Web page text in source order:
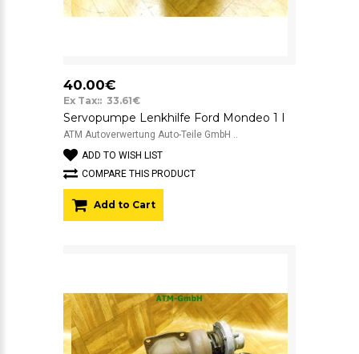
40.00€
Ex Tax:: 33.61€
Servopumpe Lenkhilfe Ford Mondeo 1 I
ATM Autoverwertung Auto-Teile GmbH ..
ADD TO WISH LIST
COMPARE THIS PRODUCT
Add to Cart